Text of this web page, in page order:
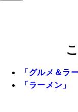
「グルメ＆ラ
「ラーメン」